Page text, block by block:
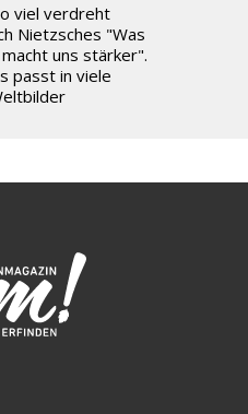
viel verdreht
Nietzsches "Was
uns stärker".
passt in viele